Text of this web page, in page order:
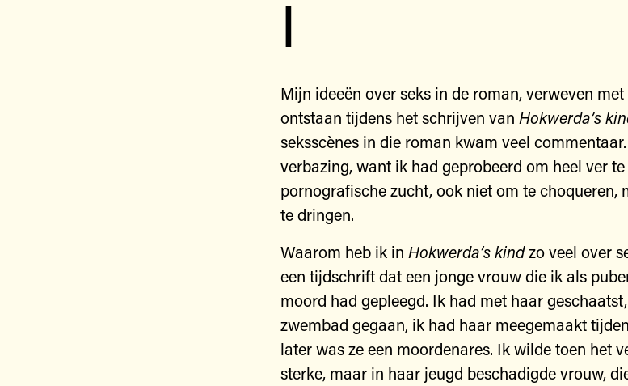
I
Mijn ideeën over seks in de roman, verweven
ontstaan tijdens het schrijven van Hokwerda’s
seksscènes in die roman kwam veel
verbazing, want ik had geprobeerd om heel ver
pornografische zucht, ook niet om te choqueren,
te dringen.
Waarom heb ik in Hokwerda’skindzo veel over
een tijdschrift dat een jonge vrouw die ik als
moord had gepleegd. Ik had met haar
zwembad gegaan, ik had haar meegemaakt
later was ze een moordenares. Ik wilde toen het
sterke, maar in haar jeugd beschadigde vrouw,